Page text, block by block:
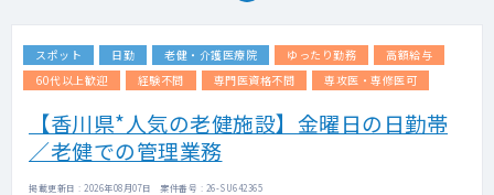
スポット 日勤 老健・介護医療院 ゆったり勤務
高額給与
60代以上歓迎
経験不問 専門医資格不問 専攻医・専修医可
【香川県*人気の老健施設】金曜日の日勤帯
／老健での管理業務
掲載更新日 : 2026年08月07日 案件番号 : 26-SU642365